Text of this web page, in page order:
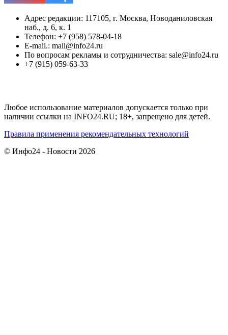
Адрес редакции: 117105, г. Москва, Новоданиловская
наб., д. 6, к. 1
Телефон: +7 (958) 578-04-18
E-mail.: mail@info24.ru
По вопросам рекламы и сотрудничества: sale@info24.ru
+7 (915) 059-63-33
Любое использование материалов допускается только при
наличии ссылки на INFO24.RU; 18+, запрещено для детей.
Правила применения рекомендательных технологий
© Инфо24 - Новости 2026